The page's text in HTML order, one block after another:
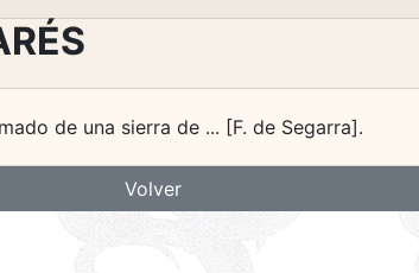
de una sierra de ... [F. de Segarra].
Volver